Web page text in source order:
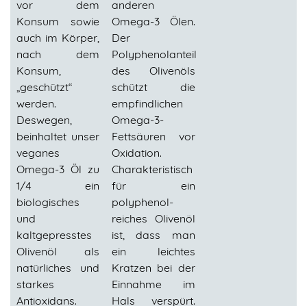
vor dem
Konsum sowie
auch im Körper,
nach dem
Konsum,
„geschützt“
werden.
Deswegen,
beinhaltet unser
veganes
Omega-3 Öl zu
1/4 ein
biologisches
und
kaltgepresstes
Olivenöl als
natürliches und
starkes
Antioxidans.
anderen
Omega-3 Ölen.
Der
Polyphenolanteil
des Olivenöls
schützt die
empfindlichen
Omega-3-
Fettsäuren vor
Oxidation.
Charakteristisch
für ein
polyphenol-
reiches Olivenöl
ist, dass man
ein leichtes
Kratzen bei der
Einnahme im
Hals verspürt.